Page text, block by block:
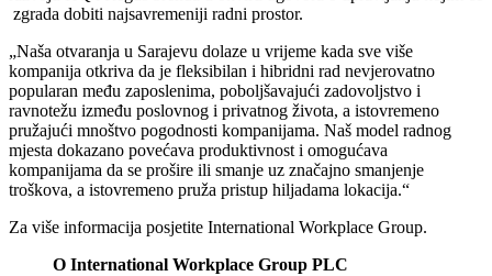
zgrada dobiti najsavremeniji radni prostor.
„Naša otvaranja u Sarajevu dolaze u vrijeme kada sve više
kompanija otkriva da je fleksibilan i hibridni rad nevjerovatno
popularan među zaposlenima, poboljšavajući zadovoljstvo i
ravnotežu između poslovnog i privatnog života, a istovremeno
pružajući mnoštvo pogodnosti kompanijama. Naš model radnog
mjesta dokazano povećava produktivnost i omogućava
kompanijama da se prošire ili smanje uz značajno smanjenje
troškova, a istovremeno pruža pristup hiljadama lokacija.“
Za više informacija posjetite International Workplace Group.
O International Workplace Group PLC